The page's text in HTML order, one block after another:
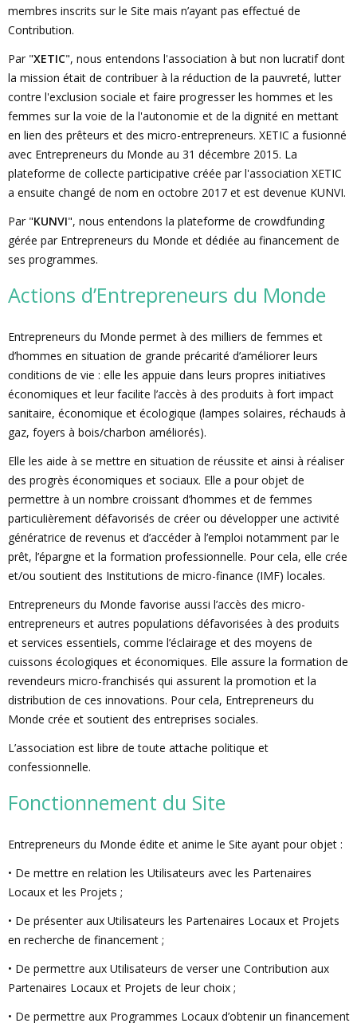
membres inscrits sur le Site mais n’ayant pas effectué de
Contribution.
Par "XETIC", nous entendons l'association à but non lucratif dont
la mission était de contribuer à la réduction de la pauvreté, lutter
contre l'exclusion sociale et faire progresser les hommes et les
femmes sur la voie de la l'autonomie et de la dignité en mettant
en lien des prêteurs et des micro-entrepreneurs. XETIC a fusionné
avec Entrepreneurs du Monde au 31 décembre 2015. La
plateforme de collecte participative créée par l'association XETIC
a ensuite changé de nom en octobre 2017 et est devenue KUNVI.
Par "KUNVI", nous entendons la plateforme de crowdfunding
gérée par Entrepreneurs du Monde et dédiée au financement de
ses programmes.
Actions d’Entrepreneurs du Monde
Entrepreneurs du Monde permet à des milliers de femmes et
d’hommes en situation de grande précarité d’améliorer leurs
conditions de vie : elle les appuie dans leurs propres initiatives
économiques et leur facilite l’accès à des produits à fort impact
sanitaire, économique et écologique (lampes solaires, réchauds à
gaz, foyers à bois/charbon améliorés).
Elle les aide à se mettre en situation de réussite et ainsi à réaliser
des progrès économiques et sociaux. Elle a pour objet de
permettre à un nombre croissant d’hommes et de femmes
particulièrement défavorisés de créer ou développer une activité
génératrice de revenus et d’accéder à l’emploi notamment par le
prêt, l’épargne et la formation professionnelle. Pour cela, elle crée
et/ou soutient des Institutions de micro-finance (IMF) locales.
Entrepreneurs du Monde favorise aussi l’accès des micro-
entrepreneurs et autres populations défavorisées à des produits
et services essentiels, comme l’éclairage et des moyens de
cuissons écologiques et économiques. Elle assure la formation de
revendeurs micro-franchisés qui assurent la promotion et la
distribution de ces innovations. Pour cela, Entrepreneurs du
Monde crée et soutient des entreprises sociales.
L’association est libre de toute attache politique et
confessionnelle.
Fonctionnement du Site
Entrepreneurs du Monde édite et anime le Site ayant pour objet :
• De mettre en relation les Utilisateurs avec les Partenaires
Locaux et les Projets ;
• De présenter aux Utilisateurs les Partenaires Locaux et Projets
en recherche de financement ;
• De permettre aux Utilisateurs de verser une Contribution aux
Partenaires Locaux et Projets de leur choix ;
• De permettre aux Programmes Locaux d’obtenir un financement